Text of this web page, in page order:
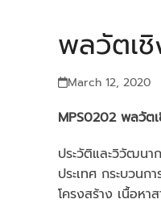
พลวัตเ
March 12, 2020
MPS0202 พลวัต
ประวัติและวิวัฒน
ประเทศ กระบวน
โครงสร้าง เนื้อหา